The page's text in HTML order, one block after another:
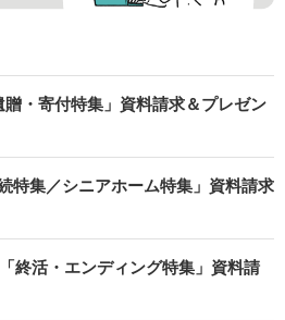
・寄付特集」資料請求＆プレゼン
特集／シニアホーム特集」資料請求
終活・エンディング特集」資料請